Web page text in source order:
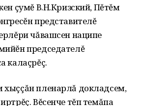
çумĕ В.Н.Кризский, Пĕтĕм
представителĕ
чăвашсен наципе
председателĕ
калаçрĕç.
хыççăн пленарлă докладсем,
Вĕсенче тĕп темăпа